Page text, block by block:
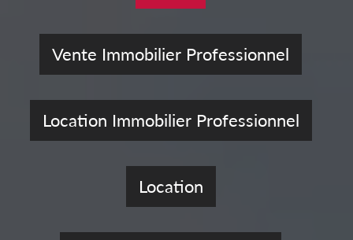
Vente Immobilier Professionnel
Location Immobilier Professionnel
Location